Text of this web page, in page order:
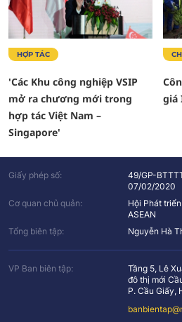
HỢP TÁC
'Các Khu công nghiệp VSIP
mở ra chương mới trong
hợp tác Việt Nam –
Singapore'
giá
Giấy phép số:
49/GP-
07/02/2020
Cơ quan chủ quản:
Hội Phát
ASEAN
Tổng biên tập:
Nguyễn Hà
VP Ban biên tập:
Tầng 5, Lê
đô thị mới
P. Cầu Giấy,